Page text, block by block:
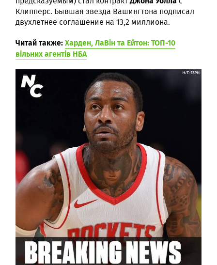
Клипперс. Бывшая звезда Вашингтона подписал
двухлетнее соглашение на 13,2 миллиона.
Читай также:Харден, ЛаВін та Ейтон: ТОП-10
вільних агентів НБА